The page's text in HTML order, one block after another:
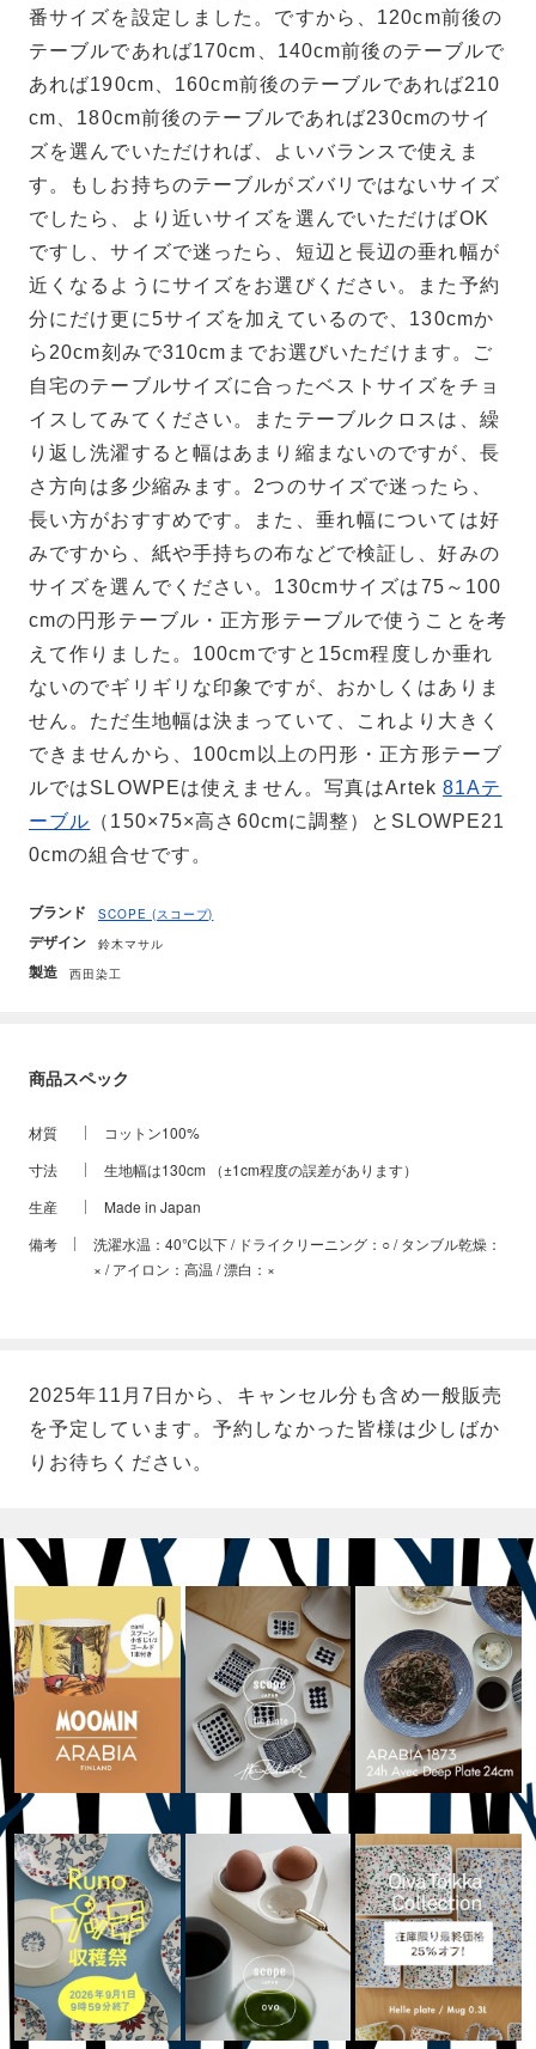
番サイズを設定しました。ですから、120cm前後の
テーブルであれば170cm、140cm前後のテーブルで
あれば190cm、160cm前後のテーブルであれば210
cm、180cm前後のテーブルであれば230cmのサイ
ズを選んでいただければ、よいバランスで使えま
す。もしお持ちのテーブルがズバリではないサイズ
でしたら、より近いサイズを選んでいただけばOK
ですし、サイズで迷ったら、短辺と長辺の垂れ幅が
近くなるようにサイズをお選びください。また予約
分にだけ更に5サイズを加えているので、130cmか
ら20cm刻みで310cmまでお選びいただけます。ご
自宅のテーブルサイズに合ったベストサイズをチョ
イスしてみてください。またテーブルクロスは、繰
り返し洗濯すると幅はあまり縮まないのですが、長
さ方向は多少縮みます。2つのサイズで迷ったら、
長い方がおすすめです。また、垂れ幅については好
みですから、紙や手持ちの布などで検証し、好みの
サイズを選んでください。130cmサイズは75～100
cmの円形テーブル・正方形テーブルで使うことを考
えて作りました。100cmですと15cm程度しか垂れ
ないのでギリギリな印象ですが、おかしくはありま
せん。ただ生地幅は決まっていて、これより大きく
できませんから、100cm以上の円形・正方形テーブ
ルではSLOWPEは使えません。写真はArtek 81Aテ
ーブル （150×75×高さ60cmに調整）とSLOWPE21
0cmの組合せです。
ブランド SCOPE (スコープ)
デザイン 鈴木マサル
製造 西田染工
商品スペック
材質
コットン100%
寸法
生地幅は130cm （±1cm程度の誤差があります）
生産
Made in Japan
備考
洗濯水温：40℃以下 / ドライクリーニング：○ / タンブル乾燥：
× / アイロン：高温 / 漂白：×
2025年11月7日から、キャンセル分も含め一般販売
を予定しています。予約しなかった皆様は少しばか
りお待ちください。